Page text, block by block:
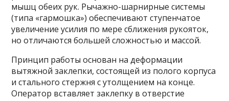
мышц обеих рук. Рычажно-шарнирные системы
(типа «гармошка») обеспечивают ступенчатое
увеличение усилия по мере сближения рукояток,
но отличаются большей сложностью и массой.
Принцип работы основан на деформации
вытяжной заклепки, состоящей из полого корпуса
и стального стержня с утолщением на конце.
Оператор вставляет заклепку в отверстие